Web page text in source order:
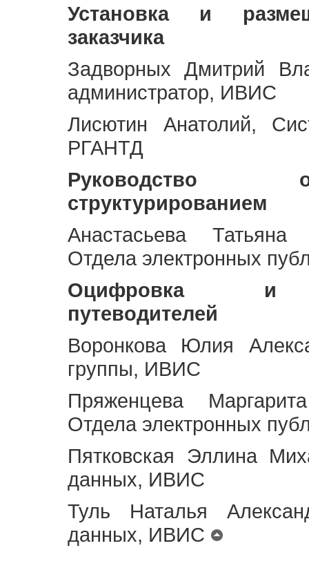
Установка и
заказчика
Задворных Дмитрий
администратор, ИВИС
Лисютин Анатолий,
РГАНТД
Руководство
структурированием
Анастасьева Татьяна
Отдела электронных
Оцифровка и
путеводителей
Воронкова Юлия
группы, ИВИС
Пряженцева
Отдела электронных
Пятковская Эллина
данных, ИВИС
Туль Наталья
данных, ИВИС